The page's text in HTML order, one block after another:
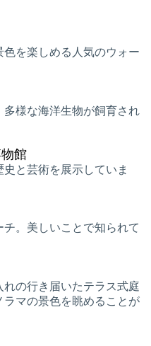
を楽しめる人気のウォー
多様な海洋生物が飼育され
館
と芸術を展示していま
。美しいことで知られて
の行き届いたテラス式庭
マの景色を眺めることが